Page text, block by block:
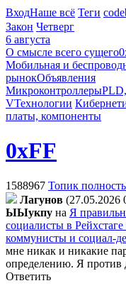
ВходНаше всё Теги
Закон Четверг
6 августа
О смысле всего сущего
Мобильная и
рынокОбъявления
Микроконтроллеры
VТехнологии
платы, компоненты
0xFF
1588967 Топик
Лaгyнoв (27.05.2026
ЫЫyкпy на Я
социалисты в
коммунисты и социал-
мне никак и никакие
определению. Я против
Ответить